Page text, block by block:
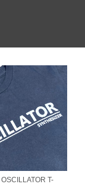
OSCILLATOR T-